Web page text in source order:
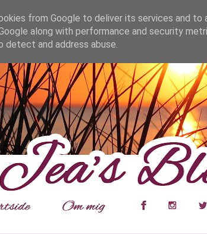
from Google to deliver its services and to
along with performance and security
detect and address abuse.